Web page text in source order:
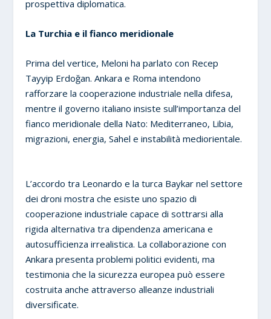
prospettiva diplomatica.
La Turchia e il fianco meridionale
Prima del vertice, Meloni ha parlato con Recep
Tayyip Erdoğan. Ankara e Roma intendono
rafforzare la cooperazione industriale nella difesa,
mentre il governo italiano insiste sull’importanza del
fianco meridionale della Nato: Mediterraneo, Libia,
migrazioni, energia, Sahel e instabilità mediorientale.
L’accordo tra Leonardo e la turca Baykar nel settore
dei droni mostra che esiste uno spazio di
cooperazione industriale capace di sottrarsi alla
rigida alternativa tra dipendenza americana e
autosufficienza irrealistica. La collaborazione con
Ankara presenta problemi politici evidenti, ma
testimonia che la sicurezza europea può essere
costruita anche attraverso alleanze industriali
diversificate.